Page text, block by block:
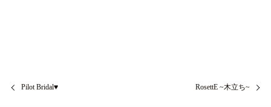
Pilot Bridal♥ RosettE ~木立ち~